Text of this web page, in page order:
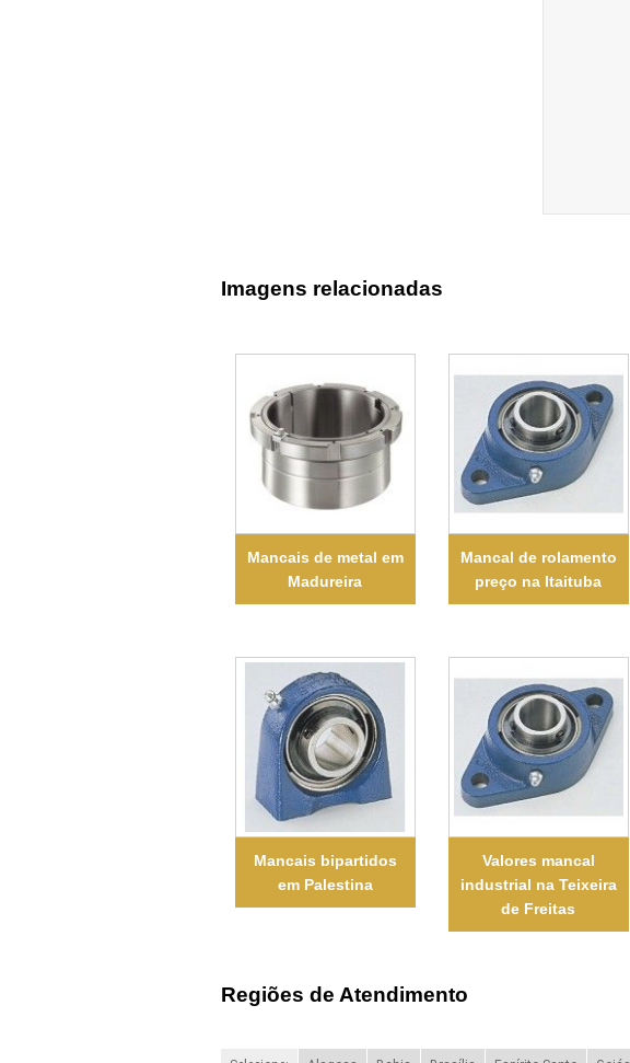
Imagens relacionadas
Mancais de metal em
Madureira
Mancal de rolamento
preço na Itaituba
Mancais bipartidos
em Palestina
Valores mancal
industrial na Teixeira
de Freitas
Regiões de Atendimento